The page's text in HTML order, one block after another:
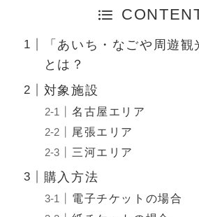
「あいち・なごや周遊観
とは？
対象施設
名古屋エリア
尾張エリア
三河エリア
購入方法
電子チケットの場合